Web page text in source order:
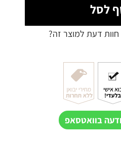
לסל
חוות דעת למוצר זה?
בוואטסאפ